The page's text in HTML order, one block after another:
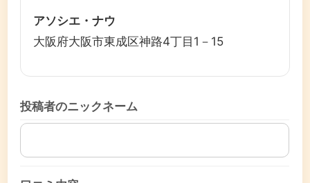
アソシエ・ナウ
大阪府大阪市東成区神路4丁目1－15
投稿者のニックネーム